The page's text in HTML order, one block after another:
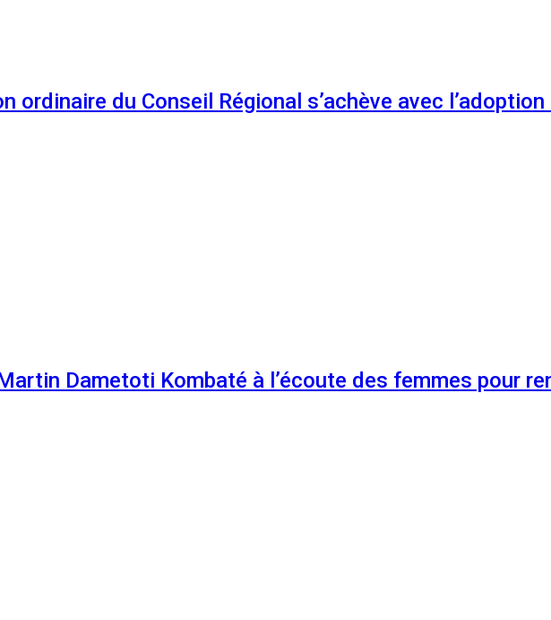
ordinaire du Conseil Régional s’achève avec
Dametoti Kombaté à l’écoute des femmes pour